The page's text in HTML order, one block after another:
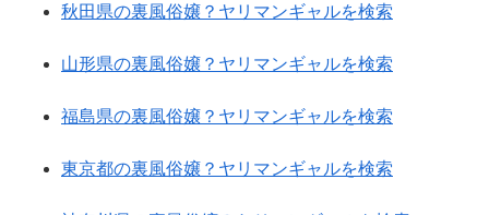
秋田県の裏風俗嬢？ヤリマンギャルを検索
山形県の裏風俗嬢？ヤリマンギャルを検索
福島県の裏風俗嬢？ヤリマンギャルを検索
東京都の裏風俗嬢？ヤリマンギャルを検索